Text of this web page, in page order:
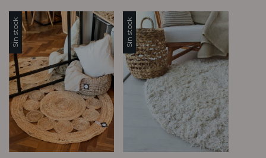
Sin stock Sin stock